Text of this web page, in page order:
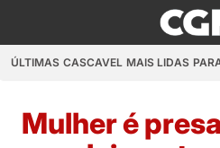
ÚLTIMAS CASCAVEL MAIS LIDAS
Mulher é